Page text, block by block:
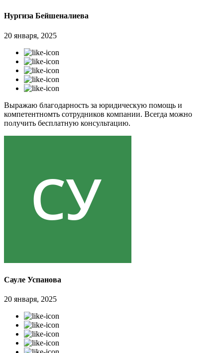
Нургиза Бейшеналиева
20 января, 2025
Выражаю благодарность за юридическую помощь и
компетентномть сотрудников компании. Всегда можно
получить бесплатную консультацию.
Сауле Успанова
20 января, 2025